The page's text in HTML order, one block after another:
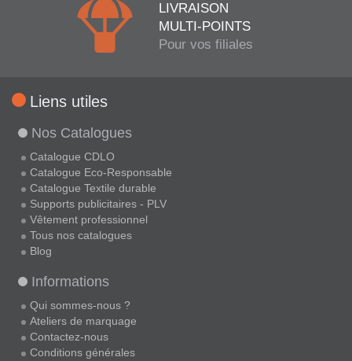
LIVRAISON
MULTI-POINTS
Pour vos filiales
Liens utiles
Nos Catalogues
Catalogue CDLO
Catalogue Eco-Responsable
Catalogue Textile durable
Supports publicitaires - PLV
Vêtement professionnel
Tous nos catalogues
Blog
Informations
Qui sommes-nous ?
Ateliers de marquage
Contactez-nous
Conditions générales